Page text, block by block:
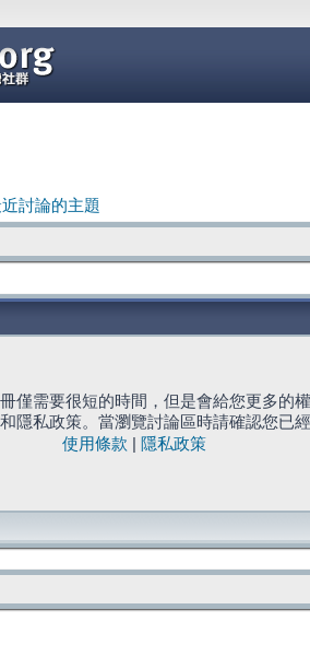
討論的主題
僅需要很短的時間，但是會給您更多的
隱私政策。當瀏覽討論區時請確認您已經
使用條款
隱私政策